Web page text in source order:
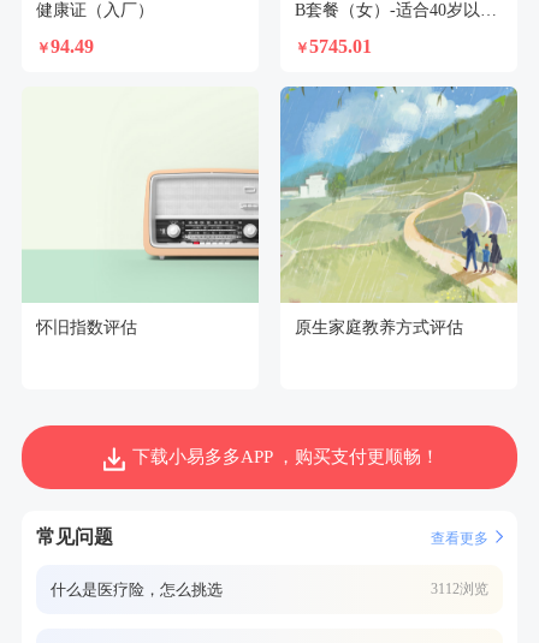
健康证（入厂）
￥94.49 ￥5745.01
怀旧指数评估 原生家庭教养方式评估
下载小易多多APP ，购买支付更顺畅！
常见问题 查看更多
什么是医疗险，怎么挑选 3112浏览